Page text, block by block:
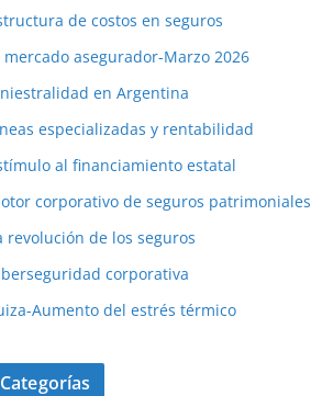
de costos en seguros
mercado asegurador-Marzo 2026
en Argentina
especializadas y rentabilidad
al financiamiento estatal
corporativo de seguros patrimoniales
revolución de los seguros
corporativa
Aumento del estrés térmico
Categorías